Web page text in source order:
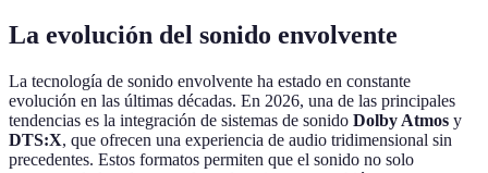
La evolución del sonido envolvente
La tecnología de sonido envolvente ha estado en constante
evolución en las últimas décadas. En 2026, una de las principales
tendencias es la integración de sistemas de sonido Dolby Atmos y
DTS:X, que ofrecen una experiencia de audio tridimensional sin
precedentes. Estos formatos permiten que el sonido no solo